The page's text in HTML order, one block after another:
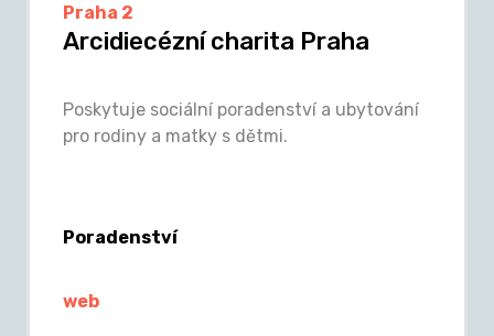
Praha 2
Arcidiecézní charita Praha
Poskytuje sociální poradenství a ubytování
pro rodiny a matky s dětmi.
Poradenství
web